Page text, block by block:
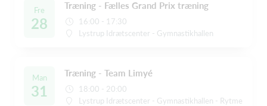
Fre
28
Træning - Fælles Grand Prix træning
16:00 - 17:30
Lystrup Idrætscenter - Gymnastikhallen
Man
31
Træning - Team Limyé
18:00 - 20:00
Lystrup Idrætscenter - Gymnastikhallen - Rytme